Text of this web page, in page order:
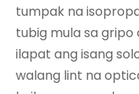
tumpak na
tubig mula sa gripo
ilapat ang isang
walang lint na